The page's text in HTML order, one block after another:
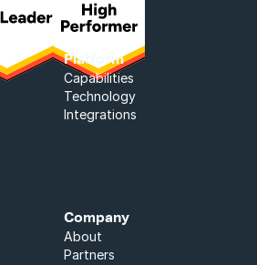
Platform
Capabilities
Technology
Integrations
Company
About
Partners